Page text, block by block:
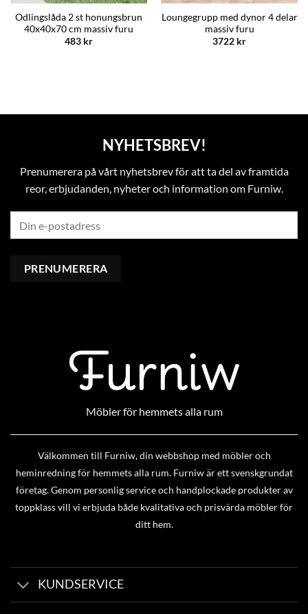
Odlingslåda 2 st honungsbrun
40x40x70 cm massiv furu
483 kr
Loungegrupp med dynor 4 delar
massiv furu
3722 kr
NYHETSBREV!
Prenumerera på vårt nyhetsbrev för att ta del av framtida
reor, erbjudanden, nyheter och information om Furniw.
Möbler för hemmets alla rum
Välkommen till Furniw, din webbshop med möbler och
heminredning för hemmets alla rum. Furniw är ett svenskgrundat
företag. Genom personlig service och handplockade produkter av
toppklass vill vi erbjuda både kvalitativa och prisvärda möbler för
ditt hem.
KUNDSERVICE